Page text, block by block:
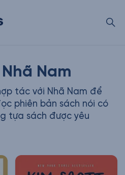
Nam
tác với Nhã Nam để
phiên bản sách nói có
tựa sách được yêu